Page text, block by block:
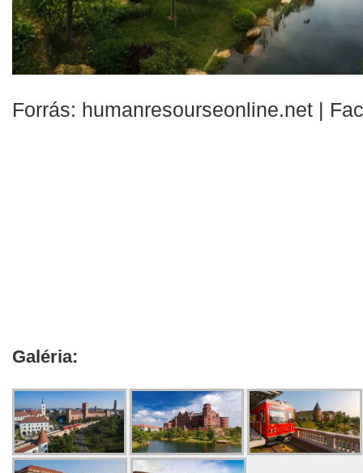
Forrás: humanresourseonline.net |
Galéria: